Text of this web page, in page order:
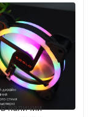
В наличии